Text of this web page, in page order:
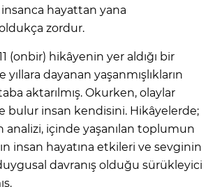
hayattan yana
zordur.
(onbir) hikâyenin yer aldığı bir
dayanan yaşanmışlıkların
aktarılmış. Okurken, olaylar
bulur insan kendisini. Hikâyelerde;
analizi, içinde yaşanılan toplumun
insan hayatına etkileri ve sevginin
davranış olduğu sürükleyici